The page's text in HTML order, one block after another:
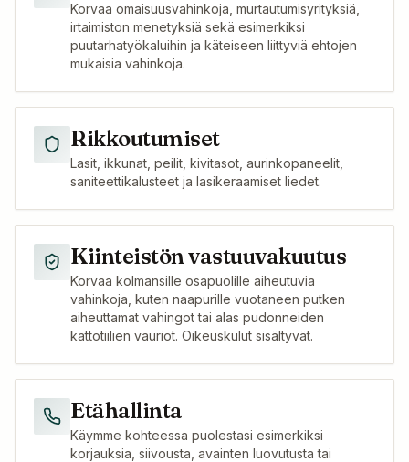
Korvaa omaisuusvahinkoja, murtautumisyrityksiä,
irtaimiston menetyksiä sekä esimerkiksi
puutarhatyökaluihin ja käteiseen liittyviä ehtojen
mukaisia vahinkoja.
Rikkoutumiset
Lasit, ikkunat, peilit, kivitasot, aurinkopaneelit,
saniteettikalusteet ja lasikeraamiset liedet.
Kiinteistön vastuuvakuutus
Korvaa kolmansille osapuolille aiheutuvia
vahinkoja, kuten naapurille vuotaneen putken
aiheuttamat vahingot tai alas pudonneiden
kattotiilien vauriot. Oikeuskulut sisältyvät.
Etähallinta
Käymme kohteessa puolestasi esimerkiksi
korjauksia, siivousta, avainten luovutusta tai